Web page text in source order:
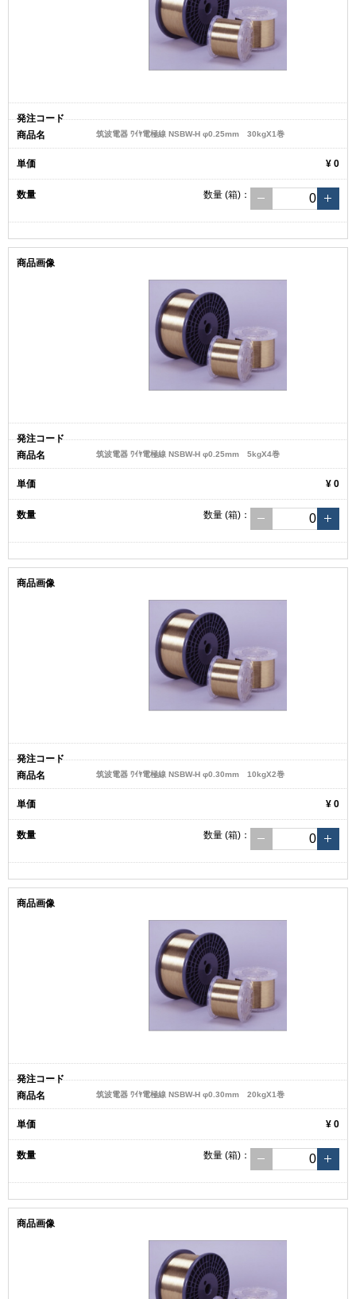
筑波電器 ﾜｲﾔ電極線 NSBW-H φ0.25mm 30kgX1巻
¥ 0
数量 (箱) ：
筑波電器 ﾜｲﾔ電極線 NSBW-H φ0.25mm 5kgX4巻
¥ 0
数量 (箱) ：
筑波電器 ﾜｲﾔ電極線 NSBW-H φ0.30mm 10kgX2巻
¥ 0
数量 (箱) ：
筑波電器 ﾜｲﾔ電極線 NSBW-H φ0.30mm 20kgX1巻
¥ 0
数量 (箱) ：